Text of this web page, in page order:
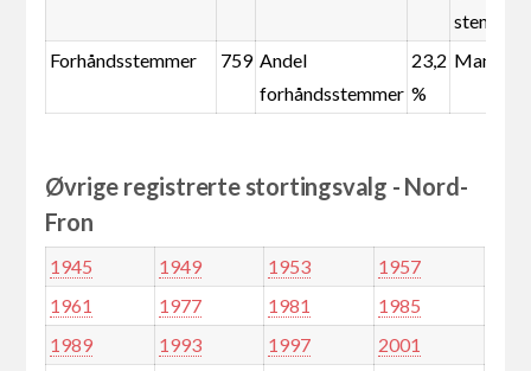
stemmer
Forhåndsstemmer
759 Andel
forhåndsstemmer
23,2
%
Øvrige registrerte stortingsvalg - Nord-
Fron
1945 1949 1953
1957
1961
1977 1981
1985
1989
1993 1997
2001